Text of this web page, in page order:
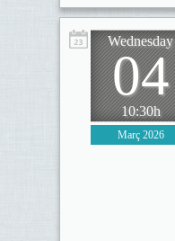
Wednesday
04
10:30h
Març 2026